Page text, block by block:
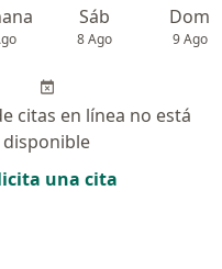
Sáb
8 Ago
Dom
9 Ago
citas en línea no está
disponible
una cita